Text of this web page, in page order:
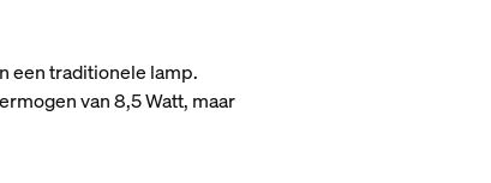
een traditionele lamp.
van 8,5 Watt, maar